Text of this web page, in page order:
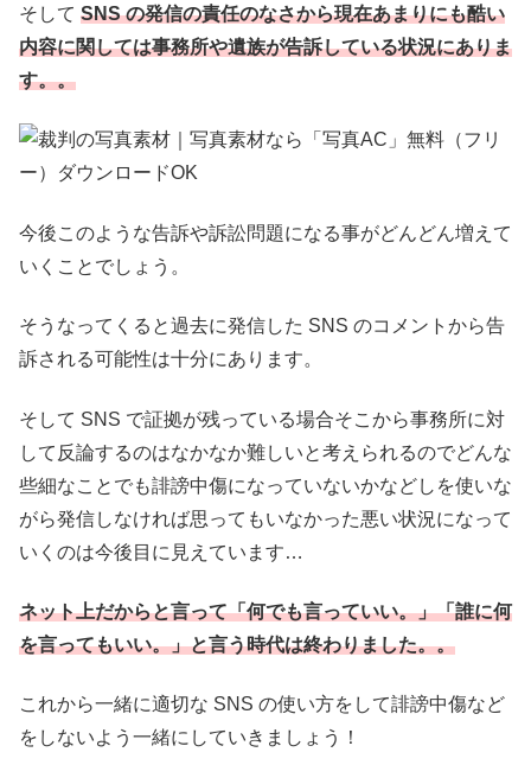
そして SNS の発信の責任のなさから現在あまりにも酷い
内容に関しては事務所や遺族が告訴している状況にありま
す。。
今後このような告訴や訴訟問題になる事がどんどん増えて
いくことでしょう。
そうなってくると過去に発信した SNS のコメントから告
訴される可能性は十分にあります。
そして SNS で証拠が残っている場合そこから事務所に対
して反論するのはなかなか難しいと考えられるのでどんな
些細なことでも誹謗中傷になっていないかなどしを使いな
がら発信しなければ思ってもいなかった悪い状況になって
いくのは今後目に見えています…
ネット上だからと言って「何でも言っていい。」「誰に何
を言ってもいい。」と言う時代は終わりました。。
これから一緒に適切な SNS の使い方をして誹謗中傷など
をしないよう一緒にしていきましょう！